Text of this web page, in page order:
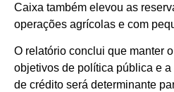
Caixa também elevou as
operações agrícolas e com
O relatório conclui que manter
objetivos de política pública e
de crédito será determinante